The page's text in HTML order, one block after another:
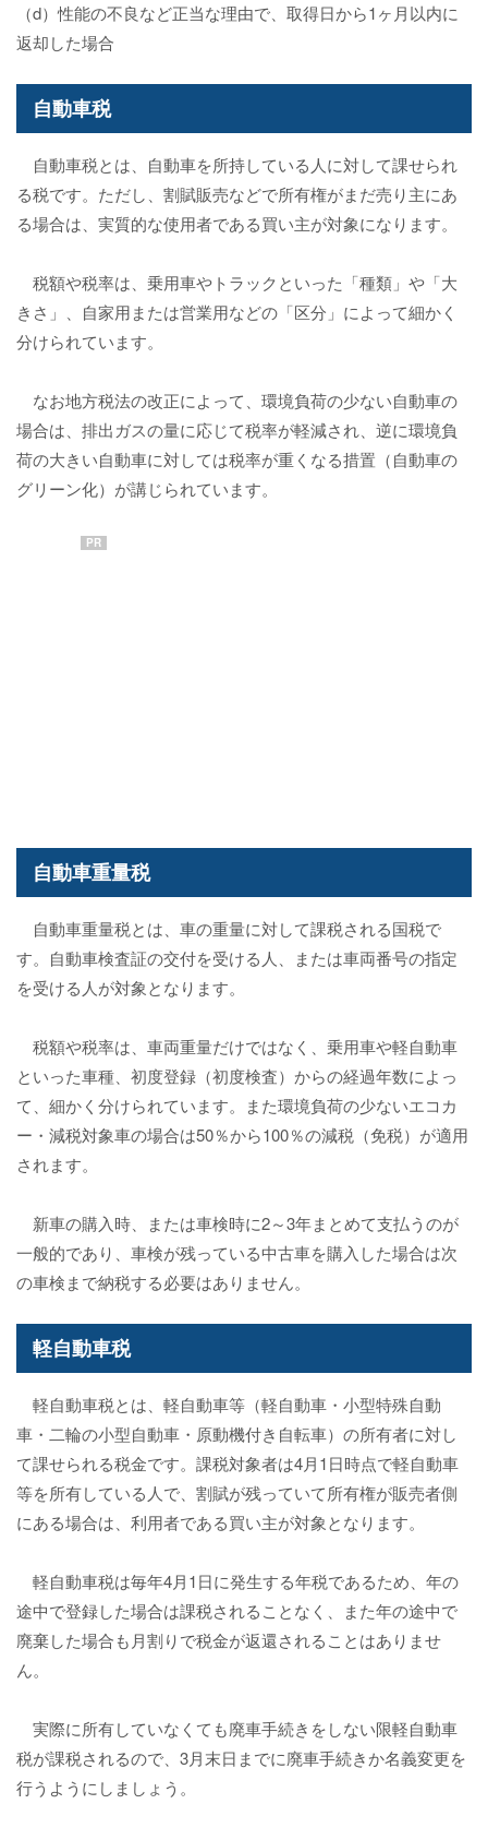
（d）性能の不良など正当な理由で、取得日から1ヶ月以内に
返却した場合
自動車税
自動車税とは、自動車を所持している人に対して課せられ
る税です。ただし、割賦販売などで所有権がまだ売り主にあ
る場合は、実質的な使用者である買い主が対象になります。
税額や税率は、乗用車やトラックといった「種類」や「大
きさ」、自家用または営業用などの「区分」によって細かく
分けられています。
なお地方税法の改正によって、環境負荷の少ない自動車の
場合は、排出ガスの量に応じて税率が軽減され、逆に環境負
荷の大きい自動車に対しては税率が重くなる措置（自動車の
グリーン化）が講じられています。
PR
自動車重量税
自動車重量税とは、車の重量に対して課税される国税で
す。自動車検査証の交付を受ける人、または車両番号の指定
を受ける人が対象となります。
税額や税率は、車両重量だけではなく、乗用車や軽自動車
といった車種、初度登録（初度検査）からの経過年数によっ
て、細かく分けられています。また環境負荷の少ないエコカ
ー・減税対象車の場合は50％から100％の減税（免税）が適用
されます。
新車の購入時、または車検時に2～3年まとめて支払うのが
一般的であり、車検が残っている中古車を購入した場合は次
の車検まで納税する必要はありません。
軽自動車税
軽自動車税とは、軽自動車等（軽自動車・小型特殊自動
車・二輪の小型自動車・原動機付き自転車）の所有者に対し
て課せられる税金です。課税対象者は4月1日時点で軽自動車
等を所有している人で、割賦が残っていて所有権が販売者側
にある場合は、利用者である買い主が対象となります。
軽自動車税は毎年4月1日に発生する年税であるため、年の
途中で登録した場合は課税されることなく、また年の途中で
廃棄した場合も月割りで税金が返還されることはありませ
ん。
実際に所有していなくても廃車手続きをしない限軽自動車
税が課税されるので、3月末日までに廃車手続きか名義変更を
行うようにしましょう。